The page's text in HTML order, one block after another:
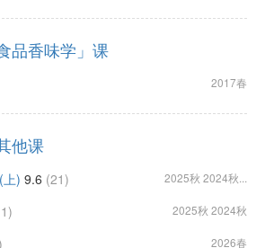
品香味学」课
2017春
他课
) 9.6 (21) 2025秋 2024秋...
2025秋 2024秋
2026春